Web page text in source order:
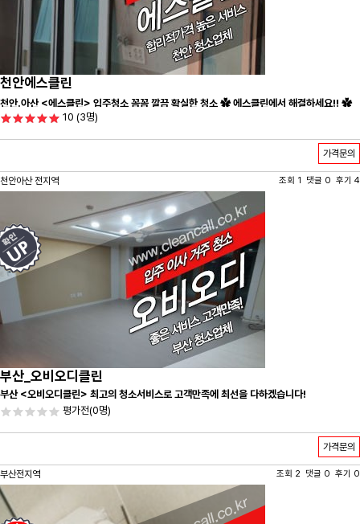
천안에스클린
천안.아산 <에스클린> 입주청소 꼼꼼 깔끔 확실한 청소 ✿ 에스클린에서 해결하세요!! ✿
10 (3명)
가격문의
천안아산 전지역 조회 1 댓글 0 후기 4
부산_오비오디클린
부산 <오비오디클린> 최고의 청소서비스로 고객만족에 최선을 다하겠습니다!
평가전(0명)
가격문의
부산전지역 조회 2 댓글 0 후기 0